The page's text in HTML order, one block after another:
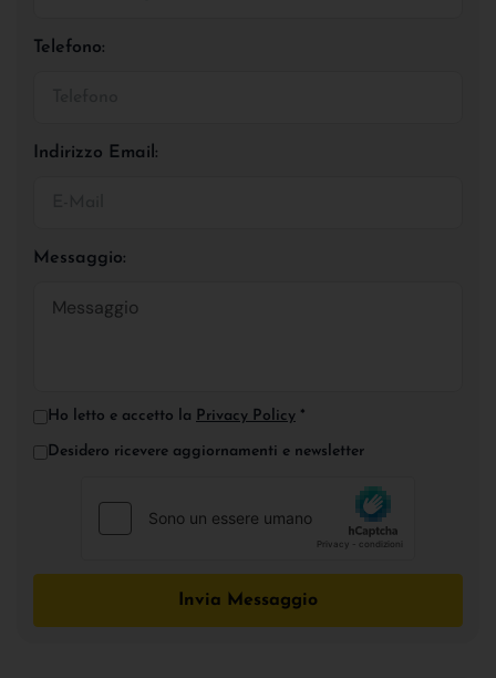
Telefono:
Indirizzo Email:
Messaggio:
Ho letto e accetto la Privacy Policy *
Desidero ricevere aggiornamenti e newsletter
Invia Messaggio